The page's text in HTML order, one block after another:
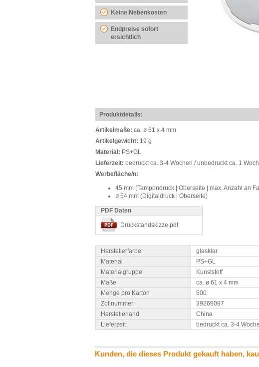
Keine Nebenkosten
Endpreise sofort
ersichtlich
Produktdetails:
Artikelmaße: ca. ø 61 x 4 mm
Artikelgewicht: 19 g
Material: PS+GL
Lieferzeit: bedruckt ca. 3-4 Wochen / unbedruckt ca. 1
Werbefläche/n:
45 mm (Tampondruck | Oberseite | max. Anzahl an
ø 54 mm (Digitaldruck | Oberseite)
PDF Daten
Druckstandskizze.pdf
Herstellerfarbe
glasklar
Material
PS+GL
Materialgruppe
Kunststoff
Maße
ca. ø 61 x 4 mm
Menge pro Karton
500
Zollnummer
39269097
Herstellerland
China
Lieferzeit
bedruckt ca. 3-4
Kunden, die dieses Produkt gekauft haben,